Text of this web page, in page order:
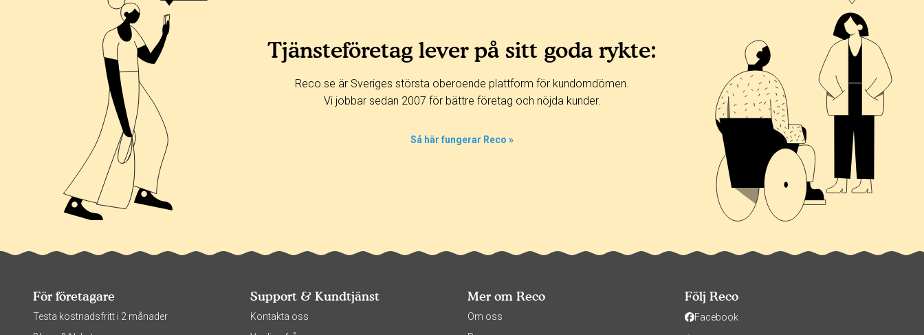
Tjänsteföretag lever på sitt goda rykte:
Reco.se är Sveriges största oberoende plattform för kundomdömen.
Vi jobbar sedan 2007 för bättre företag och nöjda kunder.
Så här fungerar Reco »
För företagare
Testa kostnadsfritt i 2 månader
Support & Kundtjänst
Kontakta oss
Mer om Reco
Om oss
Följ Reco
Facebook